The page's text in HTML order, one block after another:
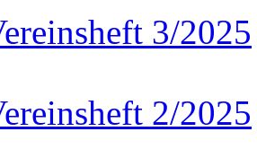
3/2025
2/2025